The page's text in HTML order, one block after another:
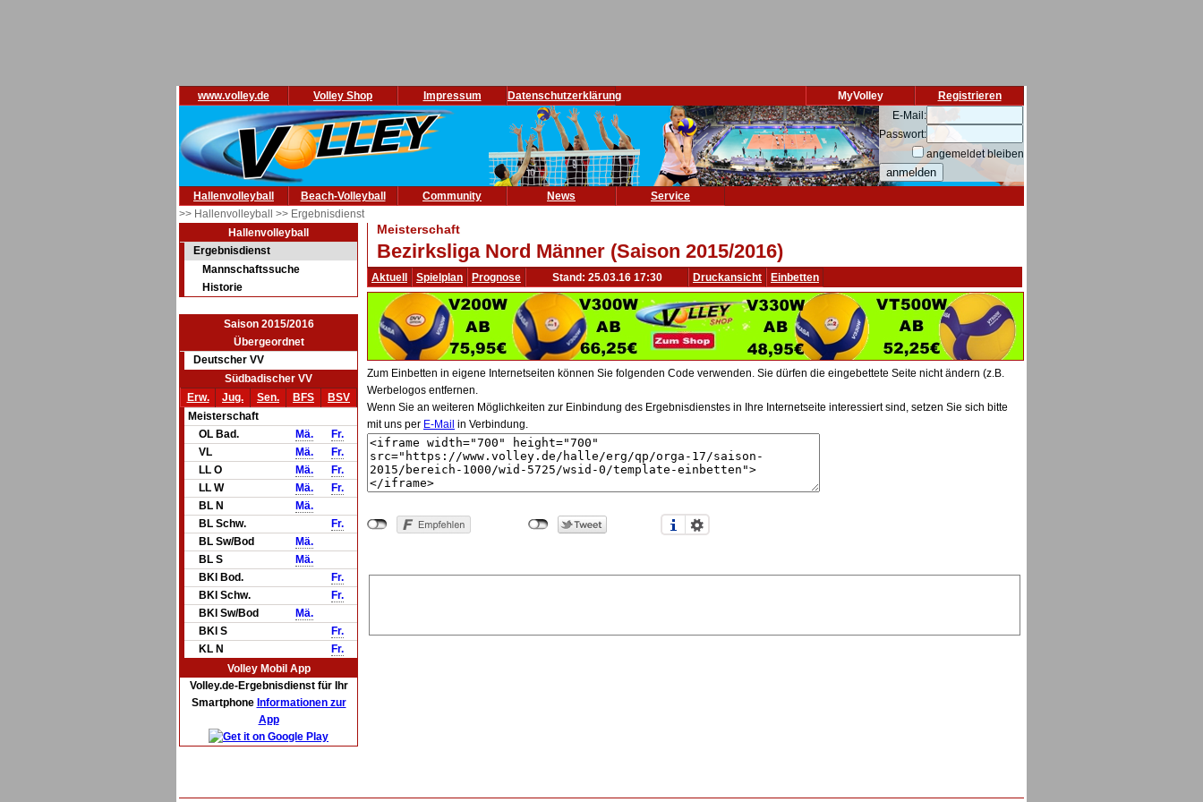
www.volley.de Volley Shop Impressum Datenschutzerklärung Registrieren
MyVolley
E-Mail:
Passwort:
angemeldet bleiben
Hallenvolleyball Beach-Volleyball Community News
Service
>> Hallenvolleyball >> Ergebnisdienst
Hallenvolleyball
Ergebnisdienst
Mannschaftssuche
Historie
Saison 2015/2016
Übergeordnet
Deutscher VV
Südbadischer VV
Erw.
Jug. Sen. BFS
BSV
Meisterschaft
OL Bad.
Mä.
Fr.
VL
Mä.
Fr.
LL O
Mä.
Fr.
LL W
Mä.
Fr.
BL N
Mä.
BL Schw.
Fr.
BL Sw/Bod
Mä.
BL S
Mä.
BKl Bod.
Fr.
BKl Schw.
Fr.
BKl Sw/Bod
Mä.
BKl S
Fr.
KL N
Fr.
Volley Mobil App
Volley.de-Ergebnisdienst für Ihr
Smartphone Informationen zur
App
Meisterschaft
Bezirksliga Nord Männer (Saison 2015/2016)
Aktuell Spielplan Prognose Stand: 25.03.16 17:30 Druckansicht Einbetten
Zum Einbetten in eigene Internetseiten können Sie folgenden Code verwenden. Sie dürfen die eingebettete Seite nicht ändern (z.B.
Werbelogos entfernen.
Wenn Sie an weiteren Möglichkeiten zur Einbindung des Ergebnisdienstes in Ihre Internetseite interessiert sind, setzen Sie sich bitte
mit uns per E-Mail in Verbindung.